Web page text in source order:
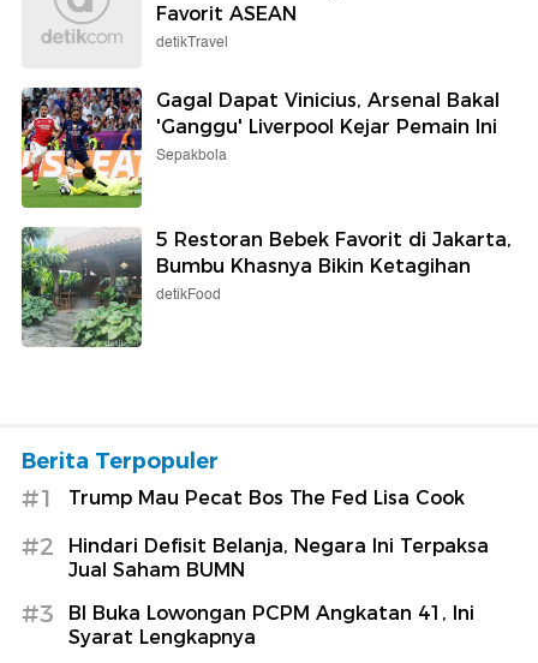
Favorit ASEAN
detikTravel
Gagal Dapat Vinicius, Arsenal Bakal
'Ganggu' Liverpool Kejar Pemain Ini
Sepakbola
5 Restoran Bebek Favorit di Jakarta,
Bumbu Khasnya Bikin Ketagihan
detikFood
Berita Terpopuler
#1 Trump Mau Pecat Bos The Fed Lisa Cook
#2
Hindari Defisit Belanja, Negara Ini Terpaksa
Jual Saham BUMN
#3
BI Buka Lowongan PCPM Angkatan 41, Ini
Syarat Lengkapnya